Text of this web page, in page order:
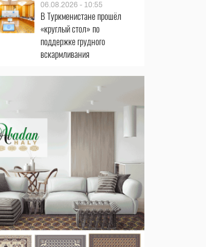
06.08.2026 - 10:55
В Туркменистане прошёл
«круглый стол» по
поддержке грудного
вскармливания